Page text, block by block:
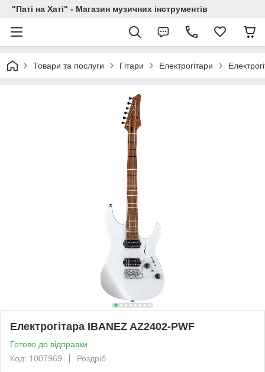
"Паті на Хаті" - Магазин музичних інструментів
Товари та послуги Гітари Електрогітари
Електрогітара IBANEZ AZ2402-PWF
Готово до відправки
Код: 1007969
Роздріб